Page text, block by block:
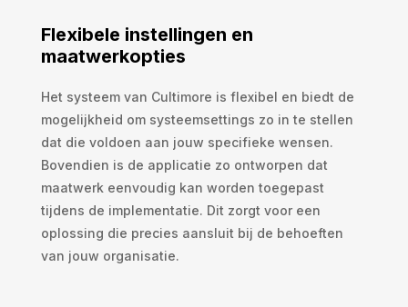
Flexibele instellingen en
maatwerkopties
Het systeem van Cultimore is flexibel en biedt de
mogelijkheid om systeemsettings zo in te stellen
dat die voldoen aan jouw specifieke wensen.
Bovendien is de applicatie zo ontworpen dat
maatwerk eenvoudig kan worden toegepast
tijdens de implementatie. Dit zorgt voor een
oplossing die precies aansluit bij de behoeften
van jouw organisatie.